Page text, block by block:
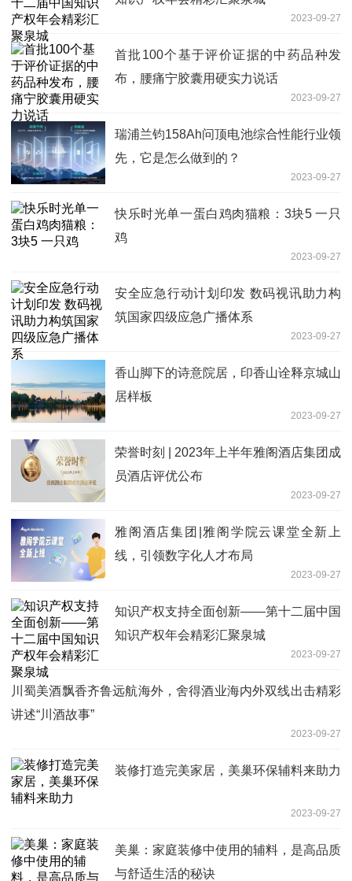
2023-09-27
首批100个基于评价证据的中药品种发
布，腰痛宁胶囊用硬实力说话
2023-09-27
瑞浦兰钧158Ah问顶电池综合性能行业领
先，它是怎么做到的？
2023-09-27
快乐时光单一蛋白鸡肉猫粮：3块5 一只
鸡
2023-09-27
安全应急行动计划印发 数码视讯助力构
筑国家四级应急广播体系
2023-09-27
香山脚下的诗意院居，印香山诠释京城山
居样板
2023-09-27
荣誉时刻 | 2023年上半年雅阁酒店集团成
员酒店评优公布
2023-09-27
雅阁酒店集团|雅阁学院云课堂全新上
线，引领数字化人才布局
2023-09-27
知识产权支持全面创新——第十二届中国
知识产权年会精彩汇聚泉城
2023-09-27
川蜀美酒飘香齐鲁远航海外，舍得酒业海内外双线出击精彩
讲述“川酒故事”
2023-09-27
装修打造完美家居，美巢环保辅料来助力
2023-09-27
美巢：家庭装修中使用的辅料，是高品质
与舒适生活的秘诀